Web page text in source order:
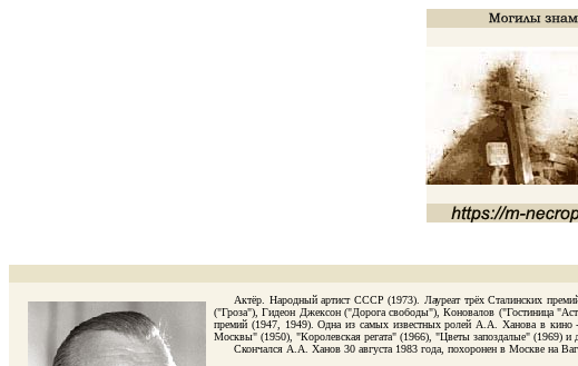
Актёр. Народный артист СССР (1973). Лауреат трёх Сталинских премий
("Гроза"), Гидеон Джексон ("Дорога свободы"), Коновалов ("Гостиница
премий (1947, 1949). Одна из самых известных ролей А.А. Ханова в
Москвы" (1950), "Королевская регата" (1966), "Цветы запоздалые" (1969) и
Скончался А.А. Ханов 30 августа 1983 года, похоронен в Москве на